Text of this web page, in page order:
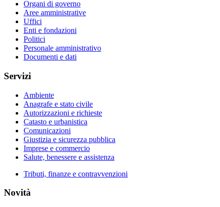
Organi di governo
Aree amministrative
Uffici
Enti e fondazioni
Politici
Personale amministrativo
Documenti e dati
Servizi
Ambiente
Anagrafe e stato civile
Autorizzazioni e richieste
Catasto e urbanistica
Comunicazioni
Giustizia e sicurezza pubblica
Imprese e commercio
Salute, benessere e assistenza
Tributi, finanze e contravvenzioni
Novità